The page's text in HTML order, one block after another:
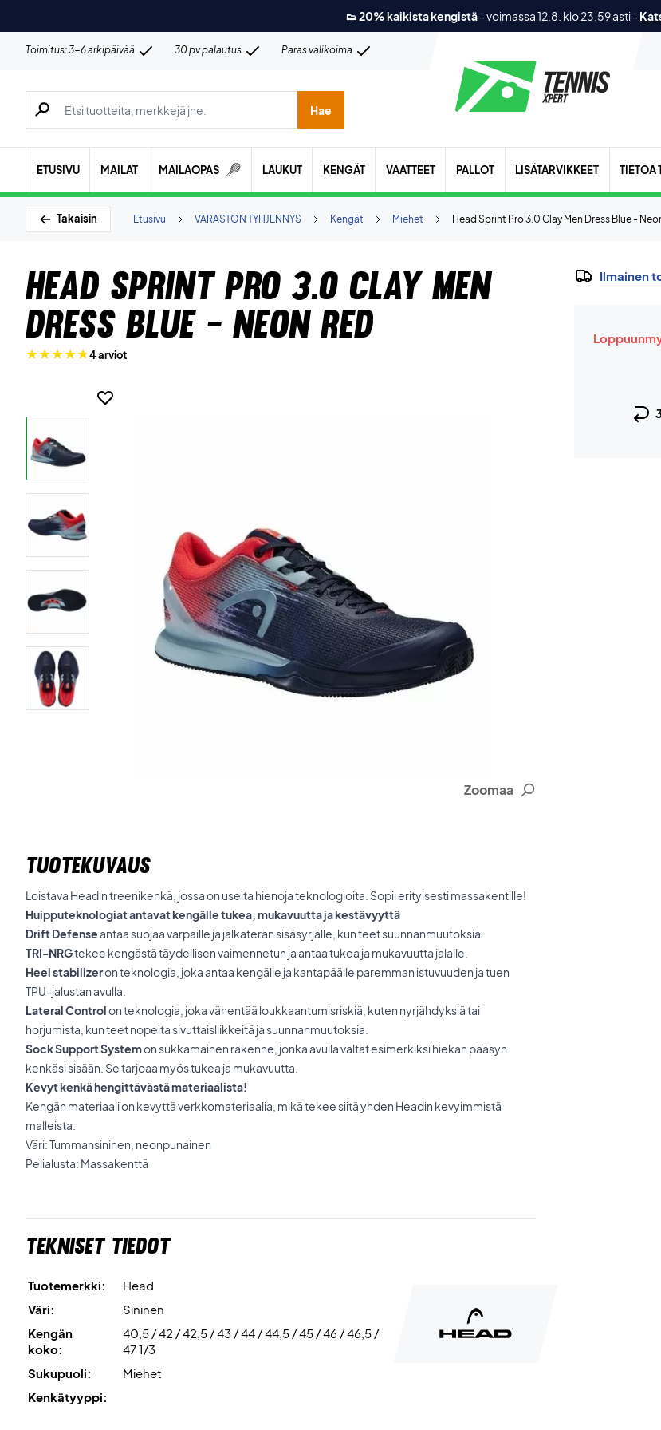
👟 20% kaikista kengistä-voimassa 12.8. klo 23.59 asti-
Toimitus: 3-6 arkipäivää 30 pv palautus Paras valikoima
Hae tuotteita, merkkejä jne.
Hae
ETUSIVU MAILAT MAILAOPAS LAUKUT KENGÄT VAATTEET PALLOT LISÄTARVIKKEET TIETOA
Takaisin Head Sprint Pro 3.0 Clay Men Dress Blue -
Miehet
Kengät
VARASTON TYHJENNYS
Etusivu
Head Sprint Pro 3.0 Clay Men
Dress Blue - Neon Red
4 arviot
Zoomaa
TUOTEKUVAUS
Loistava Headin treenikenkä, jossa on useita hienoja teknologioita. Sopii erityisesti massakentille!
Huipputeknologiat antavat kengälle tukea, mukavuutta ja kestävyyttä
Drift Defenseantaa suojaa varpaille ja jalkaterän sisäsyrjälle, kun teet suunnanmuutoksia.
TRI-NRGtekee kengästä täydellisen vaimennetun ja antaa tukea ja mukavuutta jalalle.
Heel stabilizeron teknologia, joka antaa kengälle ja kantapäälle paremman istuvuuden ja tuen
TPU-jalustan avulla.
Lateral Controlon teknologia, joka vähentää loukkaantumisriskiä, kuten nyrjähdyksiä tai
horjumista, kun teet nopeita sivuttaisliikkeitä ja suunnanmuutoksia.
Sock Support Systemon sukkamainen rakenne, jonka avulla vältät esimerkiksi hiekan pääsyn
kenkäsi sisään. Se tarjoaa myös tukea ja mukavuutta.
Kevyt kenkä hengittävästä materiaalista!
Kengän materiaali on kevyttä verkkomateriaalia, mikä tekee siitä yhden Headin kevyimmistä
malleista.
Väri: Tummansininen, neonpunainen
Pelialusta: Massakenttä
Tekniset tiedot
Tuotemerkki:
Head
Väri:
Sininen
Kengän
koko:
40,5 / 42 / 42,5 / 43 / 44 / 44,5 / 45 / 46 / 46,5 /
47 1/3
Sukupuoli:
Miehet
Kenkätyyppi:
Ilmainen